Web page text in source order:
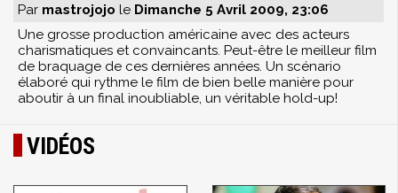
Par mastrojojo le Dimanche 5 Avril 2009, 23:06
Une grosse production américaine avec des acteurs
charismatiques et convaincants. Peut-être le meilleur film
de braquage de ces dernières années. Un scénario
élaboré qui rythme le film de bien belle manière pour
aboutir à un final inoubliable, un véritable hold-up!
VIDÉOS